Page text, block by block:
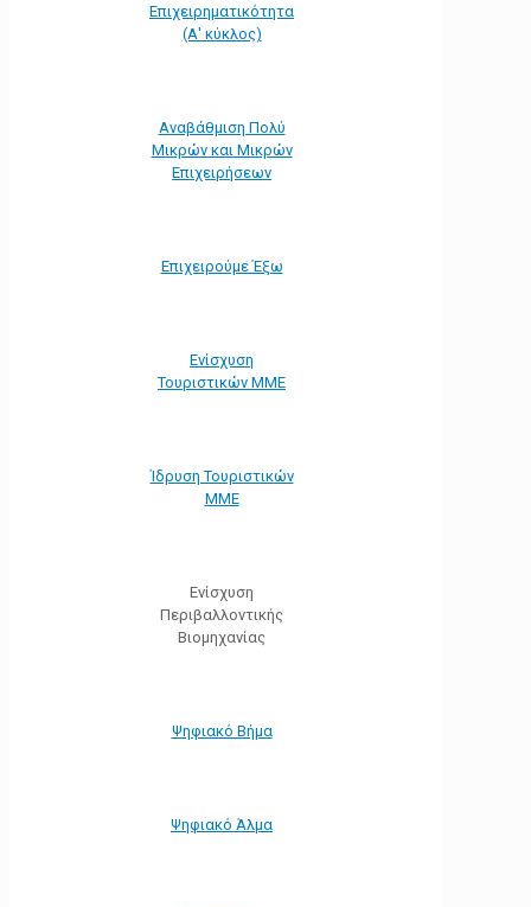
Επιχειρηματικότητα
(Α' κύκλος)
Αναβάθμιση Πολύ
Μικρών και Μικρών
Επιχειρήσεων
Επιχειρούμε Έξω
Ενίσχυση
Τουριστικών ΜΜΕ
Ίδρυση Τουριστικών
ΜΜΕ
Ενίσχυση
Περιβαλλοντικής
Βιομηχανίας
Ψηφιακό Βήμα
Ψηφιακό Άλμα